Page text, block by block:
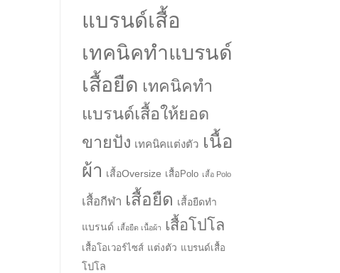
แบรนด์เสื้อ
เทคนิคทำแบรนด์
เสื้อยืด เทคนิคทำ
แบรนด์เสื้อให้ยอด
ขายปัง เทคนิคแต่งตัว เนื้อ
ผ้า เสื้อOversize เสื้อPolo เสื้อ Polo
เสื้อกีฬา เสื้อยืด เสื้อยืดทำ
แบรนด์ เสื้อยืด เนื้อผ้า เสื้อโปโล
เสื้อโอเวอร์ไซส์ แต่งตัว แบรนด์เสื้อ
โปโล